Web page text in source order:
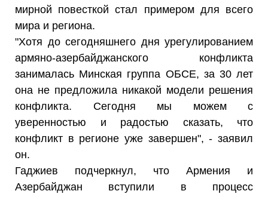
мирной повесткой стал примером для всего
мира и региона.
"Хотя до сегодняшнего дня урегулированием
армяно-азербайджанского конфликта
занималась Минская группа ОБСЕ, за 30 лет
она не предложила никакой модели решения
конфликта. Сегодня мы можем с
уверенностью и радостью сказать, что
конфликт в регионе уже завершен", - заявил
он.
Гаджиев подчеркнул, что Армения и
Азербайджан вступили в процесс